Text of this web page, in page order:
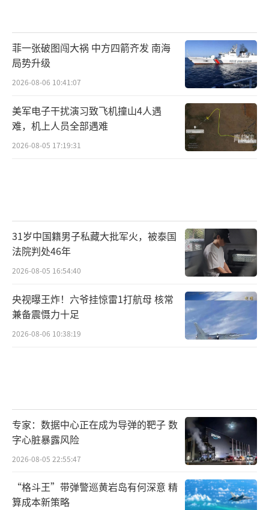
菲一张破图闯大祸 中方四箭齐发 南海
局势升级
2026-08-06 10:41:07
美军电子干扰演习致飞机撞山4人遇
难，机上人员全部遇难
2026-08-05 17:19:31
31岁中国籍男子私藏大批军火，被泰国
法院判处46年
2026-08-05 16:54:40
央视曝王炸！六爷挂惊雷1打航母 核常
兼备震慑力十足
2026-08-06 10:38:19
专家：数据中心正在成为导弹的靶子 数
字心脏暴露风险
2026-08-05 22:55:47
“格斗王”带弹警巡黄岩岛有何深意 精
算成本新策略